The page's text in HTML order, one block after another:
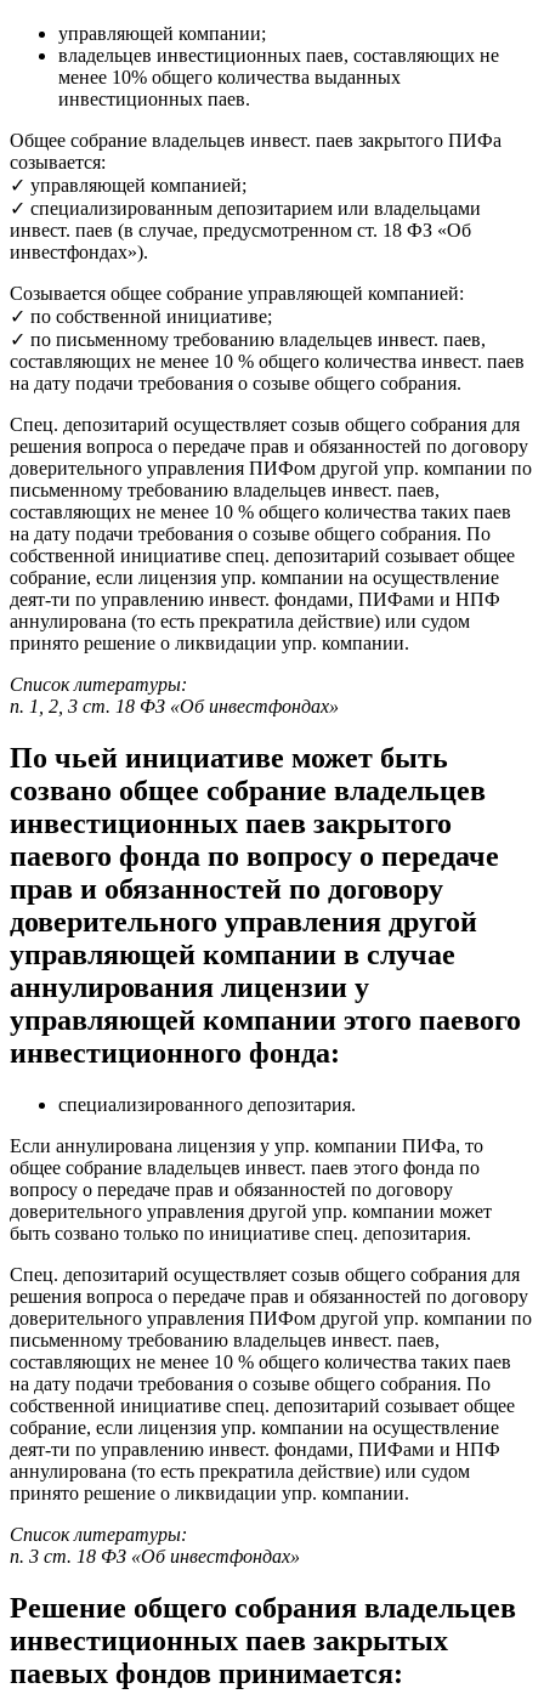
управляющей компании;
владельцев инвестиционных паев, составляющих не
менее 10% общего количества выданных
инвестиционных паев.
Общее собрание владельцев инвест. паев закрытого ПИФа
созывается:
✓ управляющей компанией;
✓ специализированным депозитарием или владельцами
инвест. паев (в случае, предусмотренном ст. 18 ФЗ «Об
инвестфондах»).
Созывается общее собрание управляющей компанией:
✓ по собственной инициативе;
✓ по письменному требованию владельцев инвест. паев,
составляющих не менее 10 % общего количества инвест. паев
на дату подачи требования о созыве общего собрания.
Спец. депозитарий осуществляет созыв общего собрания для
решения вопроса о передаче прав и обязанностей по договору
доверительного управления ПИФом другой упр. компании по
письменному требованию владельцев инвест. паев,
составляющих не менее 10 % общего количества таких паев
на дату подачи требования о созыве общего собрания. По
собственной инициативе спец. депозитарий созывает общее
собрание, если лицензия упр. компании на осуществление
деят-ти по управлению инвест. фондами, ПИФами и НПФ
аннулирована (то есть прекратила действие) или судом
принято решение о ликвидации упр. компании.
Список литературы:
п. 1, 2, 3 ст. 18 ФЗ «Об инвестфондах»
По чьей инициативе может быть
созвано общее собрание владельцев
инвестиционных паев закрытого
паевого фонда по вопросу о передаче
прав и обязанностей по договору
доверительного управления другой
управляющей компании в случае
аннулирования лицензии у
управляющей компании этого паевого
инвестиционного фонда:
специализированного депозитария.
Если аннулирована лицензия у упр. компании ПИФа, то
общее собрание владельцев инвест. паев этого фонда по
вопросу о передаче прав и обязанностей по договору
доверительного управления другой упр. компании может
быть созвано только по инициативе спец. депозитария.
Спец. депозитарий осуществляет созыв общего собрания для
решения вопроса о передаче прав и обязанностей по договору
доверительного управления ПИФом другой упр. компании по
письменному требованию владельцев инвест. паев,
составляющих не менее 10 % общего количества таких паев
на дату подачи требования о созыве общего собрания. По
собственной инициативе спец. депозитарий созывает общее
собрание, если лицензия упр. компании на осуществление
деят-ти по управлению инвест. фондами, ПИФами и НПФ
аннулирована (то есть прекратила действие) или судом
принято решение о ликвидации упр. компании.
Список литературы:
п. 3 ст. 18 ФЗ «Об инвестфондах»
Решение общего собрания владельцев
инвестиционных паев закрытых
паевых фондов принимается: